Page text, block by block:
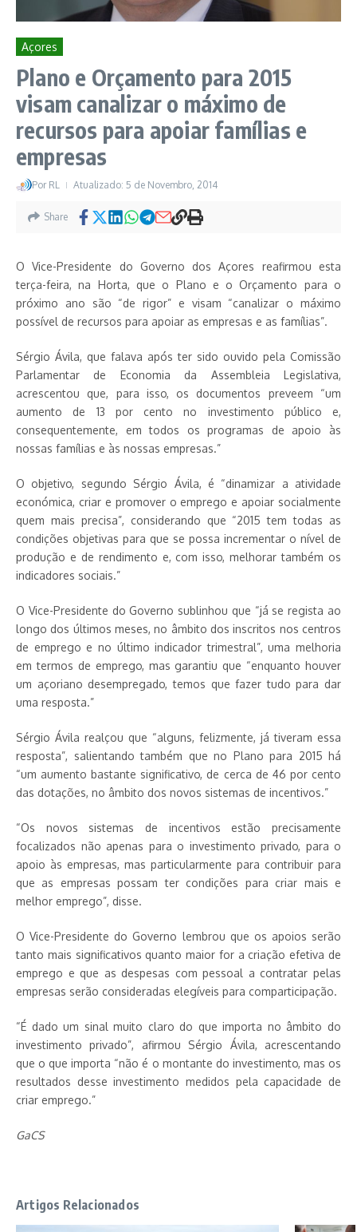
Açores
Plano e Orçamento para 2015
visam canalizar o máximo de
recursos para apoiar famílias e
empresas
Por RL Atualizado: 5 de Novembro, 2014
Share
O Vice-Presidente do Governo dos Açores reafirmou esta
terça-feira, na Horta, que o Plano e o Orçamento para o
próximo ano são “de rigor” e visam “canalizar o máximo
possível de recursos para apoiar as empresas e as famílias”.
Sérgio Ávila, que falava após ter sido ouvido pela Comissão
Parlamentar de Economia da Assembleia Legislativa,
acrescentou que, para isso, os documentos preveem “um
aumento de 13 por cento no investimento público e,
consequentemente, em todos os programas de apoio às
nossas famílias e às nossas empresas.”
O objetivo, segundo Sérgio Ávila, é “dinamizar a atividade
económica, criar e promover o emprego e apoiar socialmente
quem mais precisa”, considerando que “2015 tem todas as
condições objetivas para que se possa incrementar o nível de
produção e de rendimento e, com isso, melhorar também os
indicadores sociais.”
O Vice-Presidente do Governo sublinhou que “já se regista ao
longo dos últimos meses, no âmbito dos inscritos nos centros
de emprego e no último indicador trimestral”, uma melhoria
em termos de emprego, mas garantiu que “enquanto houver
um açoriano desempregado, temos que fazer tudo para dar
uma resposta.”
Sérgio Ávila realçou que “alguns, felizmente, já tiveram essa
resposta”, salientando também que no Plano para 2015 há
“um aumento bastante significativo, de cerca de 46 por cento
das dotações, no âmbito dos novos sistemas de incentivos.”
“Os novos sistemas de incentivos estão precisamente
focalizados não apenas para o investimento privado, para o
apoio às empresas, mas particularmente para contribuir para
que as empresas possam ter condições para criar mais e
melhor emprego”, disse.
O Vice-Presidente do Governo lembrou que os apoios serão
tanto mais significativos quanto maior for a criação efetiva de
emprego e que as despesas com pessoal a contratar pelas
empresas serão consideradas elegíveis para comparticipação.
“É dado um sinal muito claro do que importa no âmbito do
investimento privado”, afirmou Sérgio Ávila, acrescentando
que o que importa “não é o montante do investimento, mas os
resultados desse investimento medidos pela capacidade de
criar emprego.”
GaCS
Artigos Relacionados